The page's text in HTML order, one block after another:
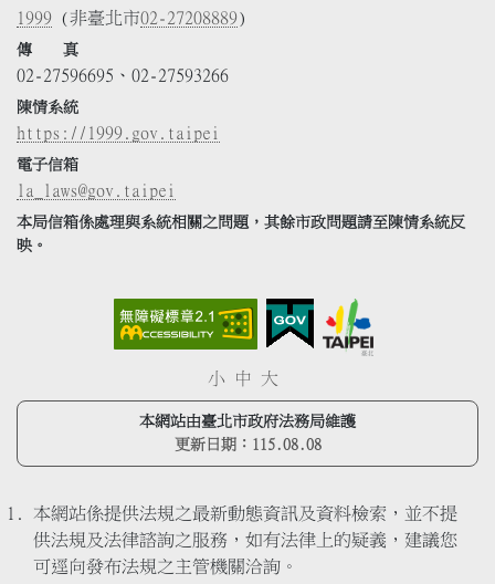
1999 (非臺北市02-27208889)
傳 真
02-27596695、02-27593266
陳情系統
https://1999.gov.taipei
電子信箱
la_laws@gov.taipei
本局信箱係處理與系統相關之問題，其餘市政問題請至陳情系統反
映。
小 中 大
本網站由臺北市政府法務局維護
更新日期： 115.08.08
本網站係提供法規之最新動態資訊及資料檢索，並不提
供法規及法律諮詢之服務，如有法律上的疑義，建議您
可逕向發布法規之主管機關洽詢。